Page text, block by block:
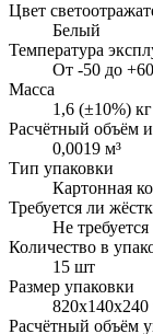
Цвет
Белый
Температура
От -50 до
Масса
1,6 (±10%) кг
Расчётный объём
0,0019 м³
Тип упаковки
Картонная
Требуется ли
Не требуется
Количество в
15 шт
Размер упаковки
Расчётный объём